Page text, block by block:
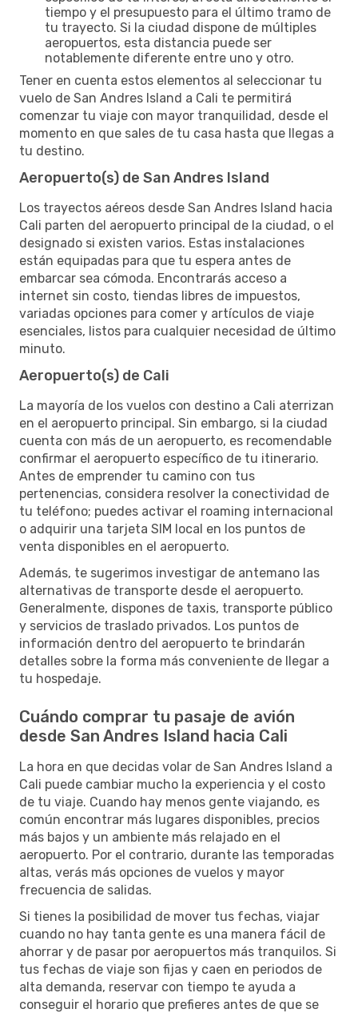
tiempo y el presupuesto para el último tramo de
tu trayecto. Si la ciudad dispone de múltiples
aeropuertos, esta distancia puede ser
notablemente diferente entre uno y otro.
Tener en cuenta estos elementos al seleccionar tu
vuelo de San Andres Island a Cali te permitirá
comenzar tu viaje con mayor tranquilidad, desde el
momento en que sales de tu casa hasta que llegas a
tu destino.
Aeropuerto(s) de San Andres Island
Los trayectos aéreos desde San Andres Island hacia
Cali parten del aeropuerto principal de la ciudad, o el
designado si existen varios. Estas instalaciones
están equipadas para que tu espera antes de
embarcar sea cómoda. Encontrarás acceso a
internet sin costo, tiendas libres de impuestos,
variadas opciones para comer y artículos de viaje
esenciales, listos para cualquier necesidad de último
minuto.
Aeropuerto(s) de Cali
La mayoría de los vuelos con destino a Cali aterrizan
en el aeropuerto principal. Sin embargo, si la ciudad
cuenta con más de un aeropuerto, es recomendable
confirmar el aeropuerto específico de tu itinerario.
Antes de emprender tu camino con tus
pertenencias, considera resolver la conectividad de
tu teléfono; puedes activar el roaming internacional
o adquirir una tarjeta SIM local en los puntos de
venta disponibles en el aeropuerto.
Además, te sugerimos investigar de antemano las
alternativas de transporte desde el aeropuerto.
Generalmente, dispones de taxis, transporte público
y servicios de traslado privados. Los puntos de
información dentro del aeropuerto te brindarán
detalles sobre la forma más conveniente de llegar a
tu hospedaje.
Cuándo comprar tu pasaje de avión
desde San Andres Island hacia Cali
La hora en que decidas volar de San Andres Island a
Cali puede cambiar mucho la experiencia y el costo
de tu viaje. Cuando hay menos gente viajando, es
común encontrar más lugares disponibles, precios
más bajos y un ambiente más relajado en el
aeropuerto. Por el contrario, durante las temporadas
altas, verás más opciones de vuelos y mayor
frecuencia de salidas.
Si tienes la posibilidad de mover tus fechas, viajar
cuando no hay tanta gente es una manera fácil de
ahorrar y de pasar por aeropuertos más tranquilos. Si
tus fechas de viaje son fijas y caen en periodos de
alta demanda, reservar con tiempo te ayuda a
conseguir el horario que prefieres antes de que se